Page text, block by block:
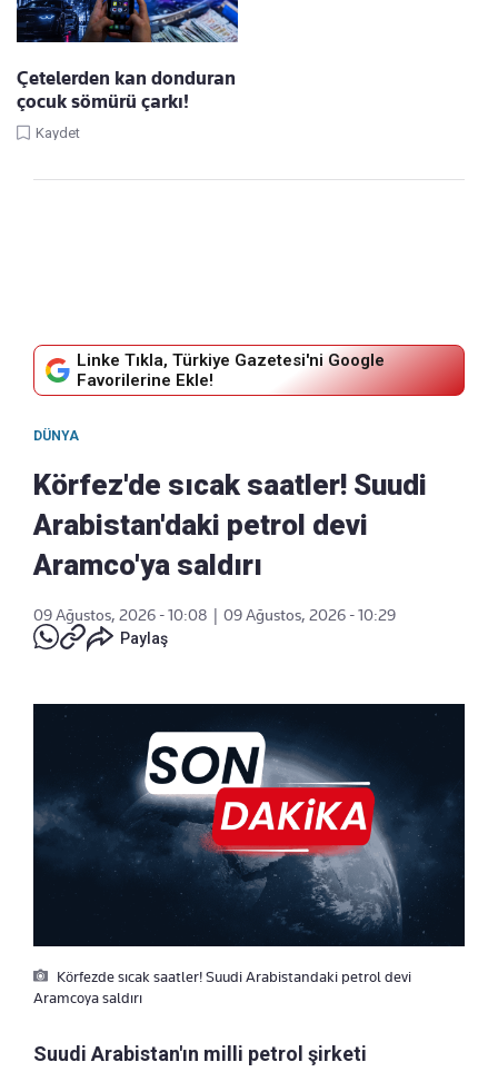
Çetelerden kan donduran
çocuk sömürü çarkı!
Kaydet
Linke Tıkla, Türkiye Gazetesi'ni Google
Favorilerine Ekle!
DÜNYA
Körfez'de sıcak saatler! Suudi
Arabistan'daki petrol devi
Aramco'ya saldırı
09 Ağustos, 2026 - 10:08
09 Ağustos, 2026 - 10:29
Paylaş
Körfezde sıcak saatler! Suudi Arabistandaki petrol devi
Aramcoya saldırı
Suudi Arabistan'ın milli petrol şirketi